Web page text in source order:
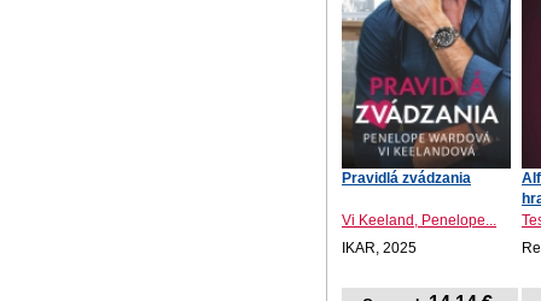
Pravidlá zvádzania
Vi Keeland, Penelope...
IKAR, 2025